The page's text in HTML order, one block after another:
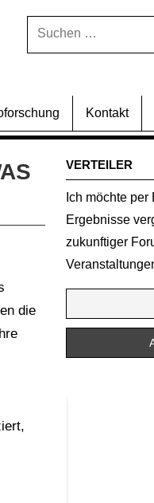
Suchen
Kontakt
die
VERTEILER
Ich möchte per
Ergebnisse
zukunftiger